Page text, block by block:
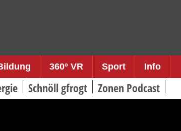
360° VR Sport Info
Schnöll gfrogt Zonen Podcast